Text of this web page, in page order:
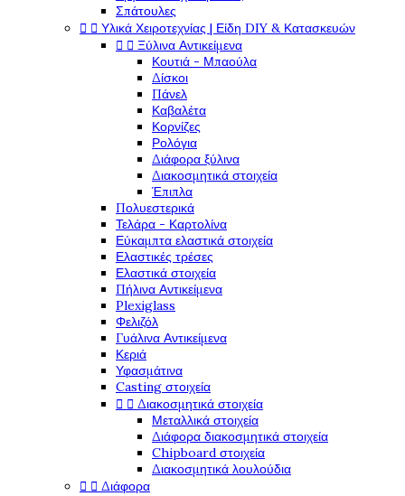
Σπάτουλες
  Υλικά Χειροτεχνίας | Είδη DIY & Κατασκευών
  Ξύλινα Αντικείμενα
Κουτιά - Μπαούλα
Δίσκοι
Πάνελ
Καβαλέτα
Κορνίζες
Ρολόγια
Διάφορα ξύλινα
Διακοσμητικά στοιχεία
Έπιπλα
Πολυεστερικά
Τελάρα - Καρτολίνα
Εύκαμπτα ελαστικά στοιχεία
Ελαστικές τρέσες
Ελαστικά στοιχεία
Πήλινα Αντικείμενα
Plexiglass
Φελιζόλ
Γυάλινα Αντικείμενα
Κεριά
Υφασμάτινα
Casting στοιχεία
  Διακοσμητικά στοιχεία
Μεταλλικά στοιχεία
Διάφορα διακοσμητικά στοιχεία
Chipboard στοιχεία
Διακοσμητικά λουλούδια
  Διάφορα